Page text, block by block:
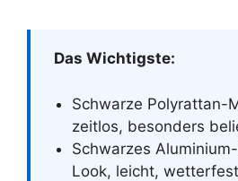
Das Wichtigste:
Schwarze Polyrattan-
zeitlos, besonders
Schwarzes
Look, leicht, wetterfest